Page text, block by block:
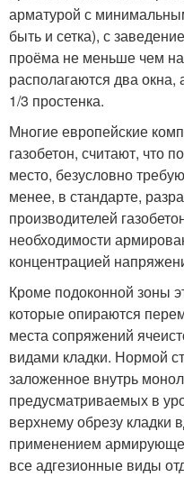
арматурой с
быть и сетка), с
проёма не меньше чем
располагаются два окна,
1/3 простенка.
Многие европейские
газобетон, считают, что
место, безусловно
менее, в стандарте,
производителей
необходимости
концентрацией
Кроме подоконной зоны
которые опираются
места сопряжений
видами кладки. Нормой
заложенное внутрь
предусматриваемых в
верхнему обрезу кладки
применением
все адгезионные виды